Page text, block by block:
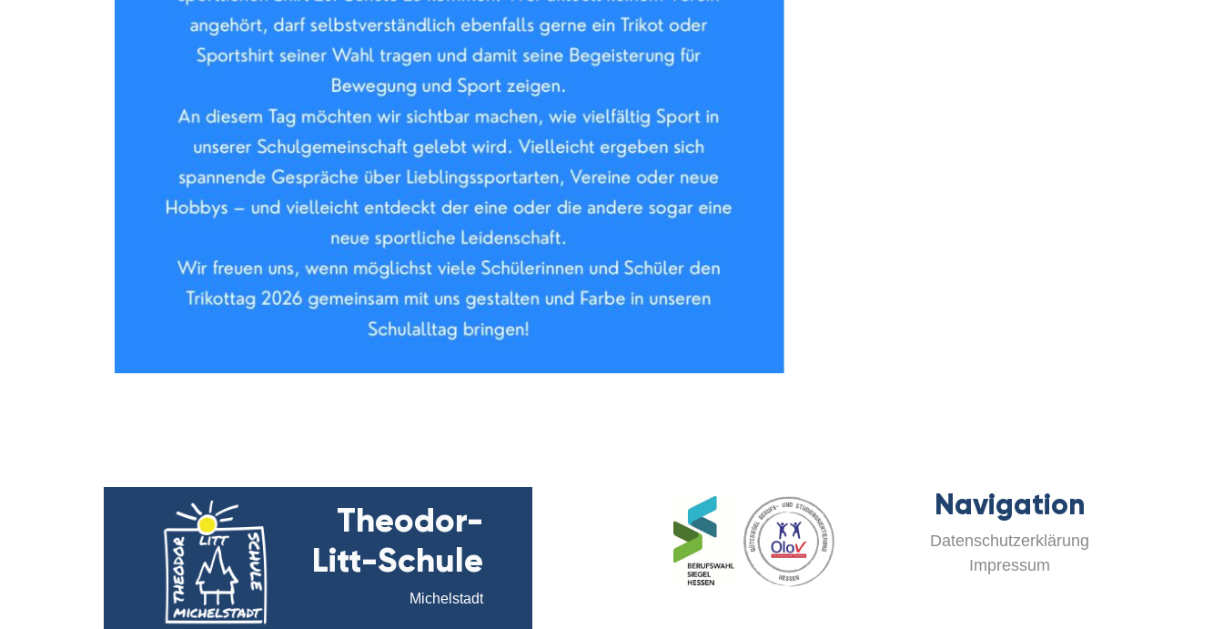
Theodor-
Litt-Schule
Michelstadt
Navigation
Datenschutzerklärung
Impressum